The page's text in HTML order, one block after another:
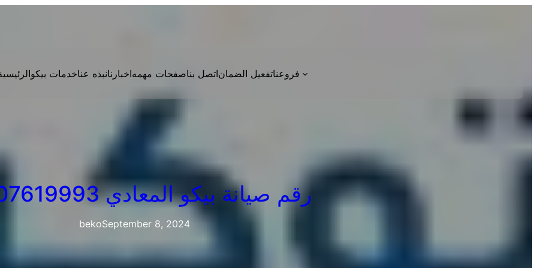
خدمات بيكونبذه عنااخبارناصفحات مهمهاتصل بناتفعيل الضمانفروعنا
رقم صيانة بيكو المعادي 01207619993
bekoSeptember 8, 2024